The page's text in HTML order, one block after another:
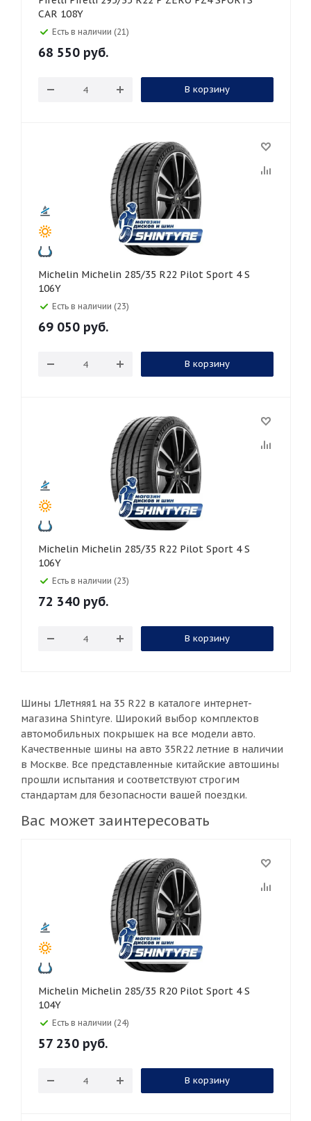
CAR 108Y
Есть в наличии (21)
68 550 руб.
В корзину
Michelin Michelin 285/35 R22 Pilot Sport 4 S
106Y
Есть в наличии (23)
69 050 руб.
В корзину
Michelin Michelin 285/35 R22 Pilot Sport 4 S
106Y
Есть в наличии (23)
72 340 руб.
В корзину
Шины 1Летняя1 на 35 R22 в каталоге интернет-
магазина Shintyre. Широкий выбор комплектов
автомобильных покрышек на все модели авто.
Качественные шины на авто 35R22 летние в наличии
в Москве. Все представленные китайские автошины
прошли испытания и соответствуют строгим
стандартам для безопасности вашей поездки.
Вас может заинтересовать
Michelin Michelin 285/35 R20 Pilot Sport 4 S
104Y
Есть в наличии (24)
57 230 руб.
В корзину